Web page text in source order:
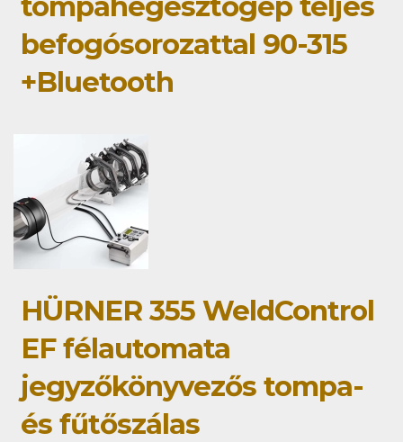
befogósorozattal 90-315
+Bluetooth
HÜRNER 355 WeldControl
EF félautomata
jegyzőkönyvezős tompa-
és fűtőszálas